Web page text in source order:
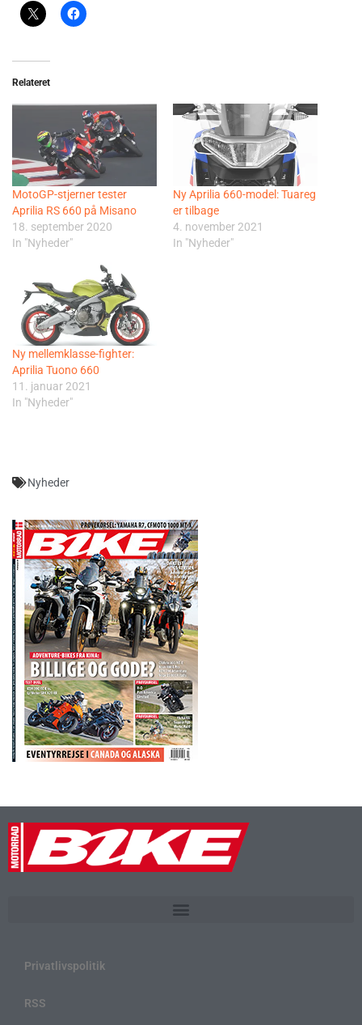
Relateret
MotoGP-stjerner tester
Aprilia RS 660 på Misano
18. september 2020
In "Nyheder"
Ny Aprilia 660-model: Tuareg
er tilbage
4. november 2021
In "Nyheder"
Ny mellemklasse-fighter:
Aprilia Tuono 660
11. januar 2021
In "Nyheder"
Nyheder
Privatlivspolitik
RSS